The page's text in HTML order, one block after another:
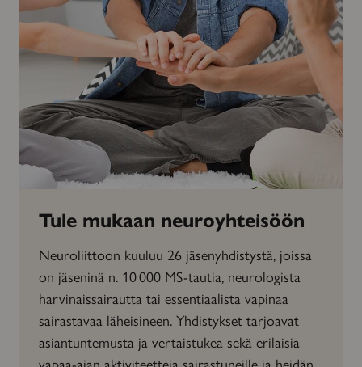
Tule mukaan neuroyhteisöön
Neuroliittoon kuuluu 26 jäsenyhdistystä, joissa
on jäseninä n. 10 000 MS-tautia, neurologista
harvinaissairautta tai essentiaalista vapinaa
sairastavaa läheisineen. Yhdistykset tarjoavat
asiantuntemusta ja vertaistukea sekä erilaisia